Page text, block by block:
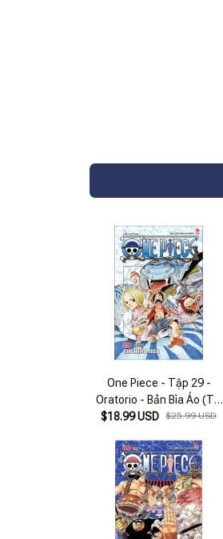
One Piece - Tập 29 -
Oratorio - Bản Bìa Áo (Tái
Bản 2025)
$18.99 USD $25.99 USD